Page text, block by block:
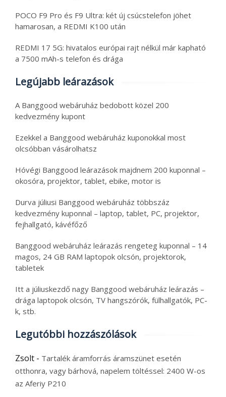
POCO F9 Pro és F9 Ultra: két új csúcstelefon jöhet
hamarosan, a REDMI K100 után
REDMI 17 5G: hivatalos európai rajt nélkül már kapható
a 7500 mAh-s telefon és drága
Legújabb leárazások
A Banggood webáruház bedobott közel 200
kedvezmény kupont
Ezekkel a Banggood webáruház kuponokkal most
olcsóbban vásárolhatsz
Hóvégi Banggood leárazások majdnem 200 kuponnal –
okosóra, projektor, tablet, ebike, motor is
Durva júliusi Banggood webáruház többszáz
kedvezmény kuponnal – laptop, tablet, PC, projektor,
fejhallgató, kávéfőző
Banggood webáruház leárazás rengeteg kuponnal – 14
magos, 24 GB RAM laptopok olcsón, projektorok,
tabletek
Itt a júliuskezdő nagy Banggood webáruház leárazás –
drága laptopok olcsón, TV hangszórók, fülhallgatók, PC-
k, stb.
Legutóbbi hozzászólások
Zsolt - Tartalék áramforrás áramszünet esetén
otthonra, vagy bárhová, napelem töltéssel: 2400 W-os
az Aferiy P210